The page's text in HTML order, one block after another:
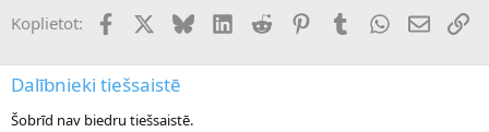
Koplietot: FacebookX (Twitter)
BlueskyLinkedInReddit PinterestTumblrWhatsApp
E-pasts
Dalībnieki tiešsaistē
Šobrīd nav biedru tiešsaistē.